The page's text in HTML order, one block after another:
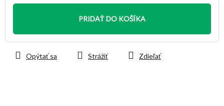
Jednotková
PRIDAŤ DO KOŠÍKA
Opýtať sa Strážiť Zdieľať